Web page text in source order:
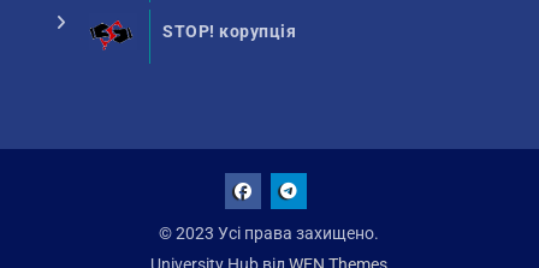
STOP! корупція
© 2023 Усі права захищено.